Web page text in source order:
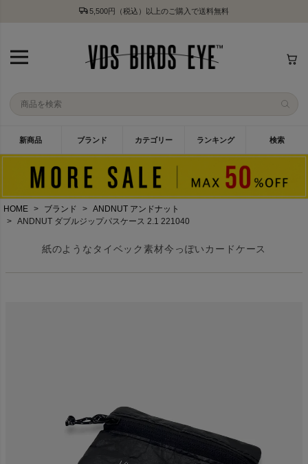
5,500円（税込）以上のご購入で送料無料
新商品 ブランド カテゴリー ランキング 検索
HOME ブランド
ANDNUT アンドナット
ANDNUT ダブルジップパスケース 2.1 221040
紙のようなタイベック素材今っぽいカードケース